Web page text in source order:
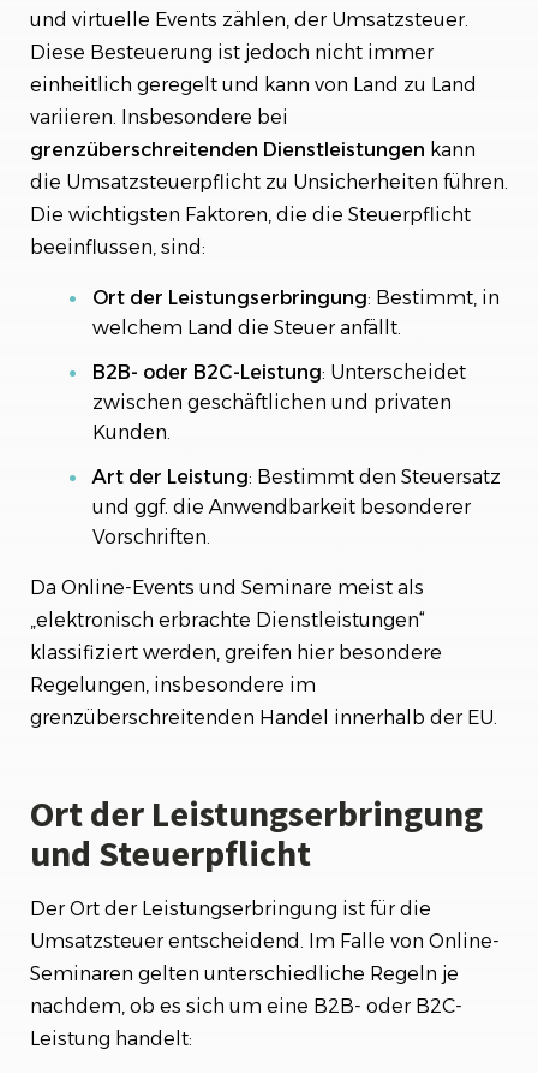
und virtuelle Events zählen, der Umsatzsteuer.
Diese Besteuerung ist jedoch nicht immer
einheitlich geregelt und kann von Land zu Land
variieren. Insbesondere bei
grenzüberschreitenden Dienstleistungen kann
die Umsatzsteuerpflicht zu Unsicherheiten führen.
Die wichtigsten Faktoren, die die Steuerpflicht
beeinflussen, sind:
Ort der Leistungserbringung: Bestimmt, in
welchem Land die Steuer anfällt.
B2B- oder B2C-Leistung: Unterscheidet
zwischen geschäftlichen und privaten
Kunden.
Art der Leistung: Bestimmt den Steuersatz
und ggf. die Anwendbarkeit besonderer
Vorschriften.
Da Online-Events und Seminare meist als
„elektronisch erbrachte Dienstleistungen“
klassifiziert werden, greifen hier besondere
Regelungen, insbesondere im
grenzüberschreitenden Handel innerhalb der EU.
Ort der Leistungserbringung
und Steuerpflicht
Der Ort der Leistungserbringung ist für die
Umsatzsteuer entscheidend. Im Falle von Online-
Seminaren gelten unterschiedliche Regeln je
nachdem, ob es sich um eine B2B- oder B2C-
Leistung handelt: